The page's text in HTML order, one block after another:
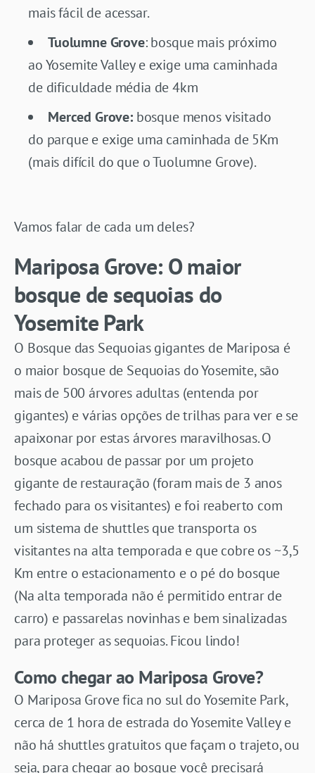
mais fácil de acessar.
Tuolumne Grove: bosque mais próximo
ao Yosemite Valley e exige uma caminhada
de dificuldade média de 4km
Merced Grove: bosque menos visitado
do parque e exige uma caminhada de 5Km
(mais difícil do que o Tuolumne Grove).
Vamos falar de cada um deles?
Mariposa Grove: O maior
bosque de sequoias do
Yosemite Park
O Bosque das Sequoias gigantes de Mariposa é
o maior bosque de Sequoias do Yosemite, são
mais de 500 árvores adultas (entenda por
gigantes) e várias opções de trilhas para ver e se
apaixonar por estas árvores maravilhosas. O
bosque acabou de passar por um projeto
gigante de restauração (foram mais de 3 anos
fechado para os visitantes) e foi reaberto com
um sistema de shuttles que transporta os
visitantes na alta temporada e que cobre os ~3,5
Km entre o estacionamento e o pé do bosque
(Na alta temporada não é permitido entrar de
carro) e passarelas novinhas e bem sinalizadas
para proteger as sequoias. Ficou lindo!
Como chegar ao Mariposa Grove?
O Mariposa Grove fica no sul do Yosemite Park,
cerca de 1 hora de estrada do Yosemite Valley e
não há shuttles gratuitos que façam o trajeto, ou
seja, para chegar ao bosque você precisará